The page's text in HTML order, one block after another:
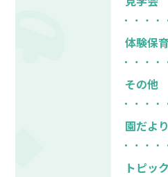
体験保育
その他
園だより
トピッ